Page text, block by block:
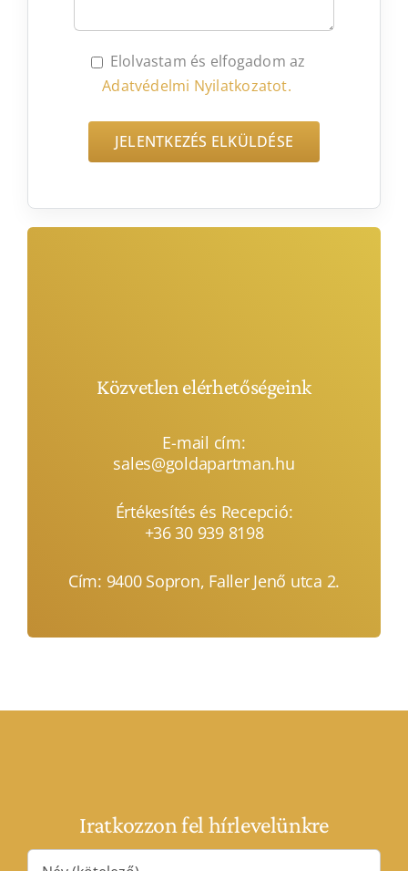
Elolvastam és elfogadom az
Adatvédelmi Nyilatkozatot.
Közvetlen elérhetőségeink
E-mail cím:
sales@goldapartman.hu
Értékesítés és Recepció:
+36 30 939 8198
Cím: 9400 Sopron, Faller Jenő utca 2.
Iratkozzon fel hírlevelünkre